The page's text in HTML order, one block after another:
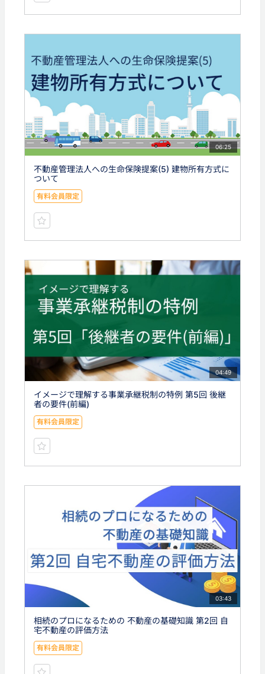
06:25
不動産管理法人への生命保険提案(5) 建物所有方式に
ついて
有料会員限定
04:49
イメージで理解する事業承継税制の特例 第5回 後継
者の要件(前編)
有料会員限定
03:43
相続のプロになるための 不動産の基礎知識 第2回 自
宅不動産の評価方法
有料会員限定